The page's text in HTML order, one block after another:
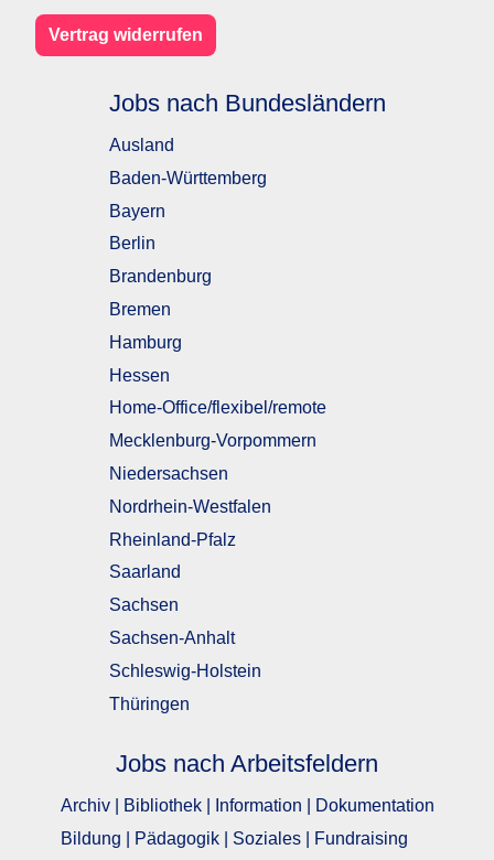
Vertrag widerrufen
Jobs nach Bundesländern
Ausland
Baden-Württemberg
Bayern
Berlin
Brandenburg
Bremen
Hamburg
Hessen
Home-Office/flexibel/remote
Mecklenburg-Vorpommern
Niedersachsen
Nordrhein-Westfalen
Rheinland-Pfalz
Saarland
Sachsen
Sachsen-Anhalt
Schleswig-Holstein
Thüringen
Jobs nach Arbeitsfeldern
Archiv | Bibliothek | Information | Dokumentation
Bildung | Pädagogik | Soziales | Fundraising